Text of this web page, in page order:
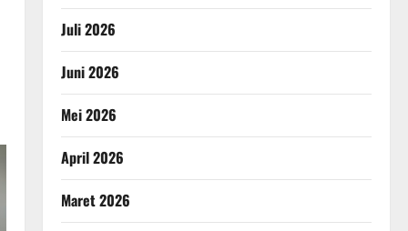
Juli 2026
Juni 2026
Mei 2026
April 2026
Maret 2026